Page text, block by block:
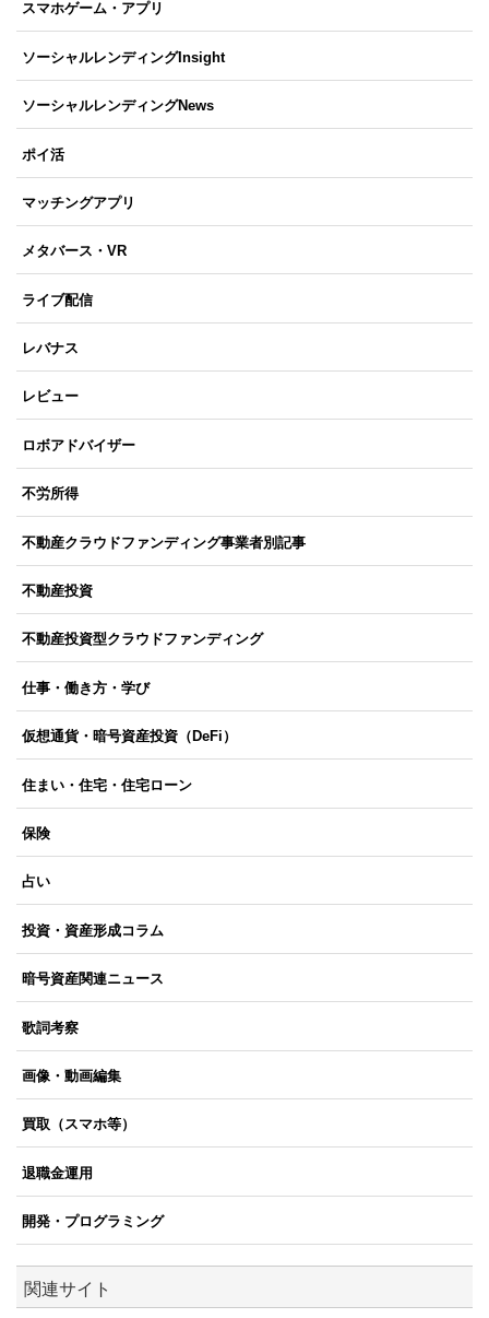
スマホゲーム・アプリ
ソーシャルレンディングInsight
ソーシャルレンディングNews
ポイ活
マッチングアプリ
メタバース・VR
ライブ配信
レバナス
レビュー
ロボアドバイザー
不労所得
不動産クラウドファンディング事業者別記事
不動産投資
不動産投資型クラウドファンディング
仕事・働き方・学び
仮想通貨・暗号資産投資（DeFi）
住まい・住宅・住宅ローン
保険
占い
投資・資産形成コラム
暗号資産関連ニュース
歌詞考察
画像・動画編集
買取（スマホ等）
退職金運用
開発・プログラミング
関連サイト